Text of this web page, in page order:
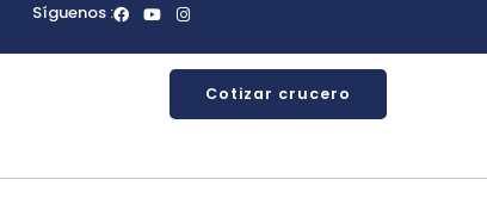
Síguenos :
Cotizar crucero